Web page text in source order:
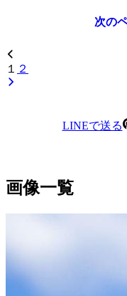
次の
１ ２
LINEで送る
画像一覧